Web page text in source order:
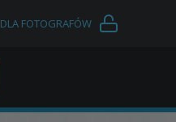
DLA FOTOGRAFÓW